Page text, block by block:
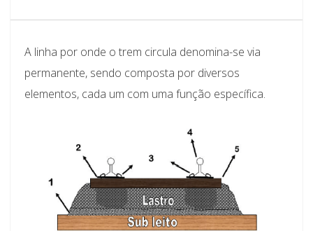
A linha por onde o trem circula denomina-se via
permanente, sendo composta por diversos
elementos, cada um com uma função específica.